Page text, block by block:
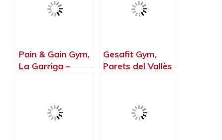
Pain & Gain Gym,
La Garriga –
Gesafit Gym,
Parets del Vallès